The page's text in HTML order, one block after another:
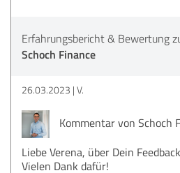
Erfahrungsbericht & Bewertung
Schoch Finance
26.03.2023 V.
Kommentar von Schoch
Liebe Verena, über Dein
Vielen Dank dafür!